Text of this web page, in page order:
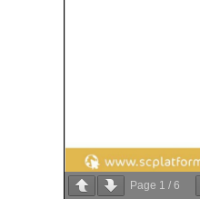
Page 1 / 6